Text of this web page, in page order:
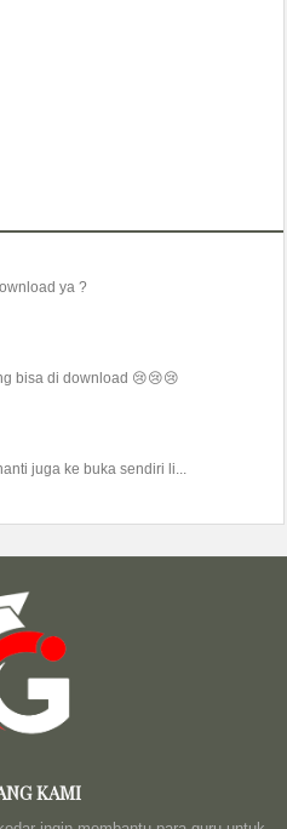
ya ?
bisa di download 😢😢😢
juga ke buka sendiri li...
KAMI